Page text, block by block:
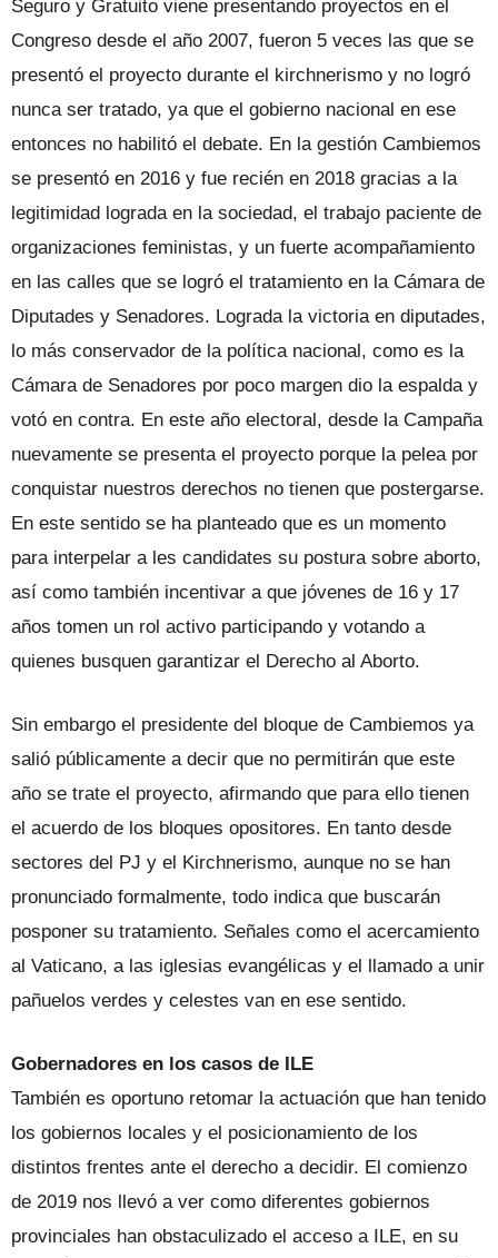
Seguro y Gratuito viene presentando proyectos en el
Congreso desde el año 2007, fueron 5 veces las que se
presentó el proyecto durante el kirchnerismo y no logró
nunca ser tratado, ya que el gobierno nacional en ese
entonces no habilitó el debate. En la gestión Cambiemos
se presentó en 2016 y fue recién en 2018 gracias a la
legitimidad lograda en la sociedad, el trabajo paciente de
organizaciones feministas, y un fuerte acompañamiento
en las calles que se logró el tratamiento en la Cámara de
Diputades y Senadores. Lograda la victoria en diputades,
lo más conservador de la política nacional, como es la
Cámara de Senadores por poco margen dio la espalda y
votó en contra. En este año electoral, desde la Campaña
nuevamente se presenta el proyecto porque la pelea por
conquistar nuestros derechos no tienen que postergarse.
En este sentido se ha planteado que es un momento
para interpelar a les candidates su postura sobre aborto,
así como también incentivar a que jóvenes de 16 y 17
años tomen un rol activo participando y votando a
quienes busquen garantizar el Derecho al Aborto.
Sin embargo el presidente del bloque de Cambiemos ya
salió públicamente a decir que no permitirán que este
año se trate el proyecto, afirmando que para ello tienen
el acuerdo de los bloques opositores. En tanto desde
sectores del PJ y el Kirchnerismo, aunque no se han
pronunciado formalmente, todo indica que buscarán
posponer su tratamiento. Señales como el acercamiento
al Vaticano, a las iglesias evangélicas y el llamado a unir
pañuelos verdes y celestes van en ese sentido.
Gobernadores en los casos de ILE
También es oportuno retomar la actuación que han tenido
los gobiernos locales y el posicionamiento de los
distintos frentes ante el derecho a decidir. El comienzo
de 2019 nos llevó a ver como diferentes gobiernos
provinciales han obstaculizado el acceso a ILE, en su